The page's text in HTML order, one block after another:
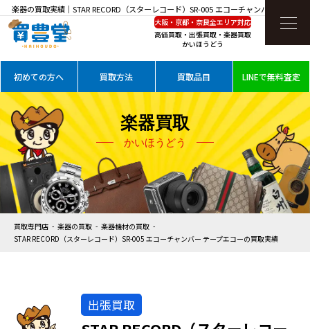
楽器の買取実績｜STAR RECORD（スターレコード）SR-005 エコーチャンバー テープエ
コーを高価買取
大阪・京都・奈良全エリア対応
高価買取・出張買取・楽器買取
かいほうどう
初めての方へ 買取方法 買取品目 LINEで無料査定
楽器買取
かいほうどう
買取専門店 楽器の買取
楽器機材の買取
STAR RECORD（スターレコード）SR-005 エコーチャンバー テープエコーの買取実績
出張買取